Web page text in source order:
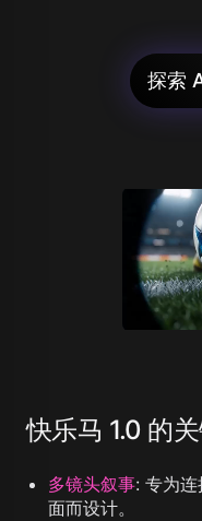
探索
快乐马 1.0 的
多镜头叙事: 专为
面而设计。